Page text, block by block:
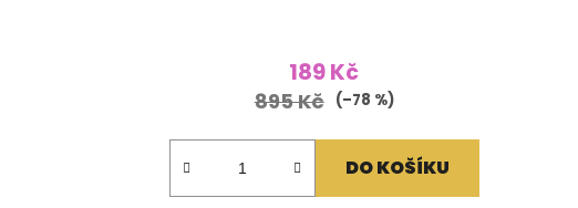
189 Kč
895 Kč (–78 %)
DO KOŠÍKU